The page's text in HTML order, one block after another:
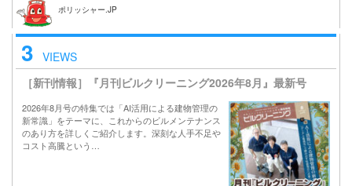
ポリッシャー.JP
3 VIEWS
［新刊情報］『月刊ビルクリーニング2026年8月』最新号
2026年8月号の特集では「AI活用による建物管理の
新常識」をテーマに、これからのビルメンテナンス
のあり方を詳しくご紹介します。深刻な人手不足や
コスト高騰という…